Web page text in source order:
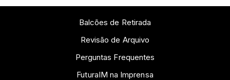
Balcões de Retirada
Revisão de Arquivo
Perguntas Frequentes
FuturaIM na Imprensa